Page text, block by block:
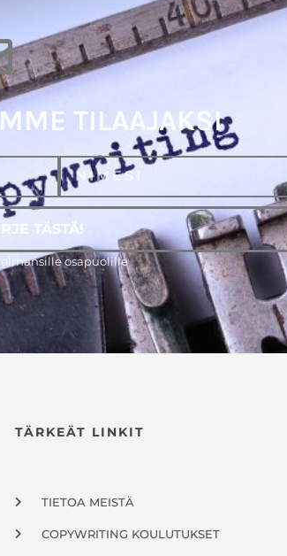
TILAAJAKSI
TÄSTÄ!
osapuolille
TÄRKEÄT LINKIT
TIETOA MEISTÄ
COPYWRITING KOULUTUKSET